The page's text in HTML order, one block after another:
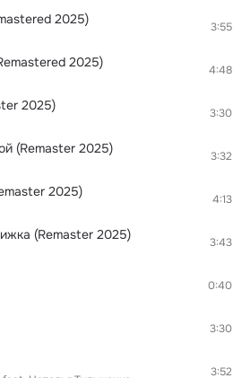
2025) 3:55
2025) 4:48
2025) 3:30
(Remaster 2025) 3:32
2025) 4:13
(Remaster 2025) 3:43
0:40
3:30
3:52